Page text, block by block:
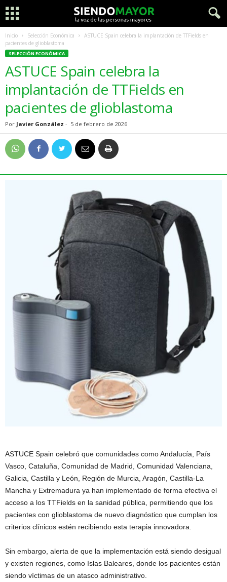
Inicio Selección Económica
ASTUCE Spain celebra la implantación de TTFields en
pacientes de glioblastoma
SELECCIÓN ECONÓMICA
ASTUCE Spain celebra la
implantación de TTFields en
pacientes de glioblastoma
Por Javier González - 5 de febrero de 2026
ASTUCE Spain celebró que comunidades como Andalucía, País
Vasco, Cataluña, Comunidad de Madrid, Comunidad Valenciana,
Galicia, Castilla y León, Región de Murcia, Aragón, Castilla-La
Mancha y Extremadura ya han implementado de forma efectiva el
acceso a los TTFields en la sanidad pública, permitiendo que los
pacientes con glioblastoma de nuevo diagnóstico que cumplan los
criterios clínicos estén recibiendo esta terapia innovadora.
Sin embargo, alerta de que la implementación está siendo desigual
y existen regiones, como Islas Baleares, donde los pacientes están
siendo víctimas de un atasco administrativo.